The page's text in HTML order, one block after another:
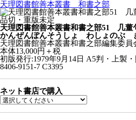
天理図書館善本叢書 和書之部
品切・重版未定
天理図書館善本叢書和書之部51 几董
かんぜんぽんそうしょ わしょのぶ
天理図書館善本叢書和書之部編集委
本体13,000円＋税
初版発行:1979年9月14日 A5判・上製
8406-9151-7 C3395
ネット書店で購入